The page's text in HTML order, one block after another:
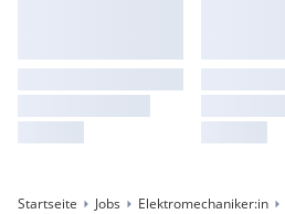
Startseite Jobs Elektromechaniker:in